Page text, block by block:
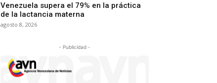
Venezuela supera el 79% en la práctica
de la lactancia materna
agosto 8, 2026
- Publicidad -